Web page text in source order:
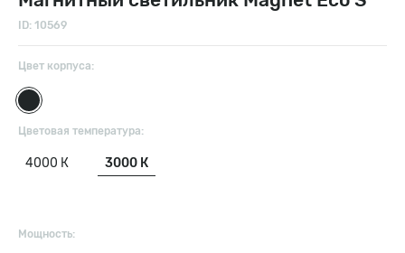
ID: 10569
Цвет корпуса:
Цветовая температура:
4000 К 3000 К
Мощность: